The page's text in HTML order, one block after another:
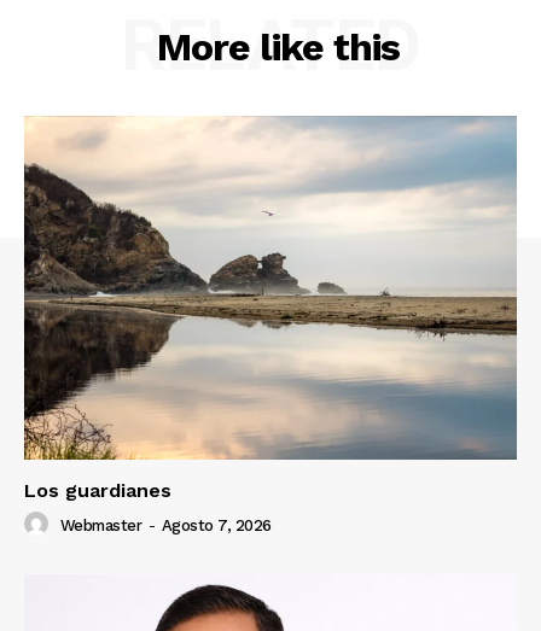
More like this
RELATED
Los guardianes
Webmaster - Agosto 7, 2026